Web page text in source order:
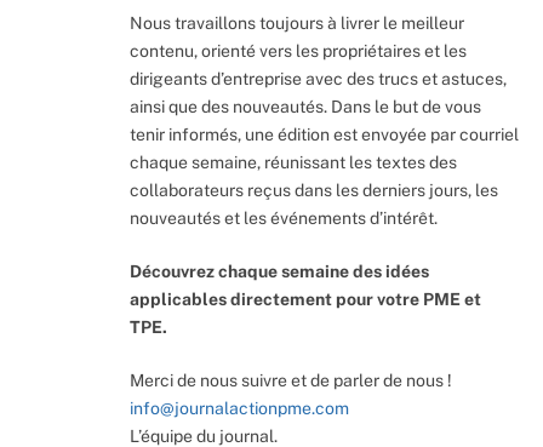
Nous travaillons toujours à livrer le meilleur
contenu, orienté vers les propriétaires et les
dirigeants d’entreprise avec des trucs et astuces,
ainsi que des nouveautés. Dans le but de vous
tenir informés, une édition est envoyée par courriel
chaque semaine, réunissant les textes des
collaborateurs reçus dans les derniers jours, les
nouveautés et les événements d’intérêt.
Découvrez chaque semaine des idées
applicables directement pour votre PME et
TPE.
Merci de nous suivre et de parler de nous !
info@journalactionpme.com
L’équipe du journal.